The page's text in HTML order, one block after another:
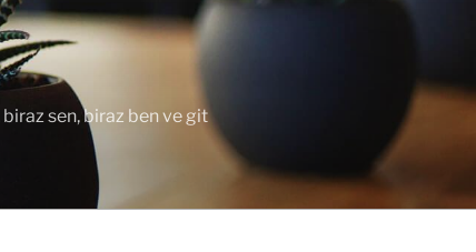
sen, biraz ben ve git